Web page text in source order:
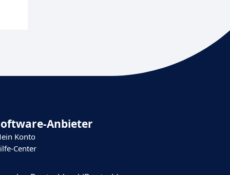
Anbieter
Konto
Center